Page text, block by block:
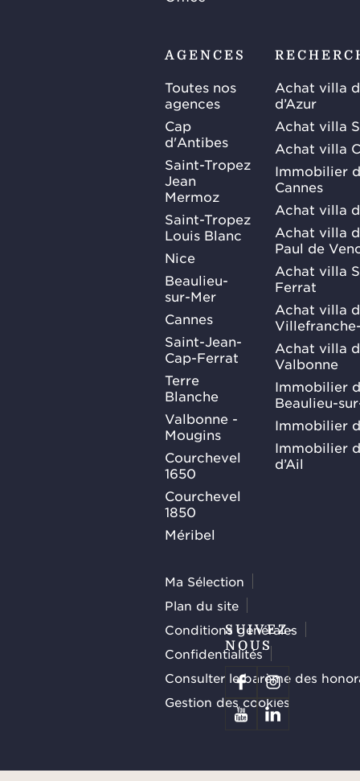
AGENCES
Toutes nos
agences
Cap
d'Antibes
Saint-Tropez
Jean
Mermoz
Saint-Tropez
Louis Blanc
Nice
Beaulieu-
sur-Mer
Cannes
Saint-Jean-
Cap-Ferrat
Terre
Blanche
Valbonne -
Mougins
Courchevel
1650
Courchevel
1850
Méribel
Achat villa
d’Azur
Achat villa
Achat villa
Immobilier
Cannes
Achat villa
Achat villa
Paul de
Achat villa
Ferrat
Achat villa
Achat villa
Valbonne
Immobilier
Beaulieu-
Immobilier
Immobilier
d’Ail
Ma Sélection
Plan du site
Conditions générales
Confidentialités
Consulter le barème des
Gestion des cookies
SUIVEZ-
NOUS